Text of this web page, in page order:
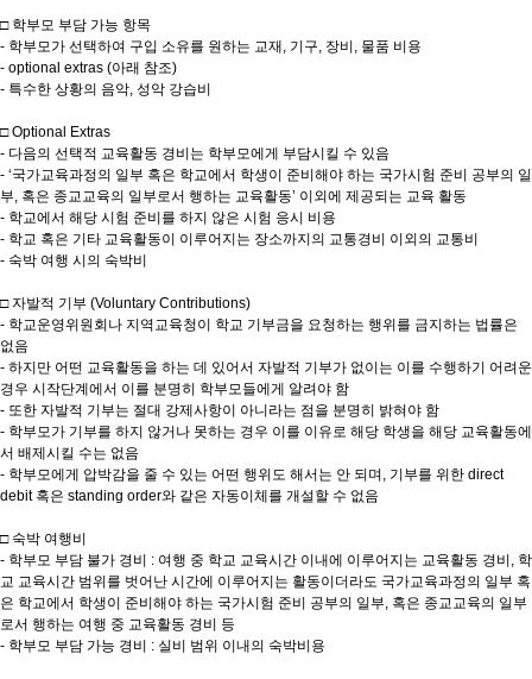
□ 학부모 부담 가능 항목
- 학부모가 선택하여 구입 소유를 원하는 교재, 기구, 장비, 물품 비용
- optional extras (아래 참조)
- 특수한 상황의 음악, 성악 강습비
□ Optional Extras
- 다음의 선택적 교육활동 경비는 학부모에게 부담시킬 수 있음
- ‘국가교육과정의 일부 혹은 학교에서 학생이 준비해야 하는 국가시험 준비 공부의 일
부, 혹은 종교교육의 일부로서 행하는 교육활동’ 이외에 제공되는 교육 활동
- 학교에서 해당 시험 준비를 하지 않은 시험 응시 비용
- 학교 혹은 기타 교육활동이 이루어지는 장소까지의 교통경비 이외의 교통비
- 숙박 여행 시의 숙박비
□ 자발적 기부 (Voluntary Contributions)
- 학교운영위원회나 지역교육청이 학교 기부금을 요청하는 행위를 금지하는 법률은
없음
- 하지만 어떤 교육활동을 하는 데 있어서 자발적 기부가 없이는 이를 수행하기 어려운
경우 시작단계에서 이를 분명히 학부모들에게 알려야 함
- 또한 자발적 기부는 절대 강제사항이 아니라는 점을 분명히 밝혀야 함
- 학부모가 기부를 하지 않거나 못하는 경우 이를 이유로 해당 학생을 해당 교육활동에
서 배제시킬 수는 없음
- 학부모에게 압박감을 줄 수 있는 어떤 행위도 해서는 안 되며, 기부를 위한 direct
debit 혹은 standing order와 같은 자동이체를 개설할 수 없음
□ 숙박 여행비
- 학부모 부담 불가 경비 : 여행 중 학교 교육시간 이내에 이루어지는 교육활동 경비, 학
교 교육시간 범위를 벗어난 시간에 이루어지는 활동이더라도 국가교육과정의 일부 혹
은 학교에서 학생이 준비해야 하는 국가시험 준비 공부의 일부, 혹은 종교교육의 일부
로서 행하는 여행 중 교육활동 경비 등
- 학부모 부담 가능 경비 : 실비 범위 이내의 숙박비용